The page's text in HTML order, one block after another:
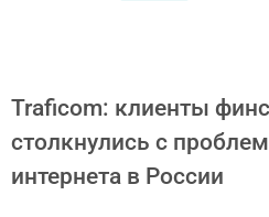
Traficom: клиенты
столкнулись с
интернета в России